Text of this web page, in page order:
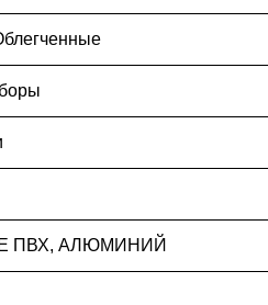
ПВХ, АЛЮМИНИЙ